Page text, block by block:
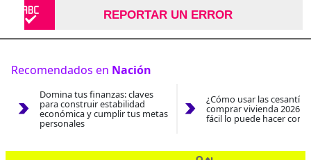
REPORTAR UN ERROR
Recomendados en Nación
Domina tus finanzas: claves
para construir estabilidad
económica y cumplir tus metas
personales
¿Cómo usar las
comprar vivienda 2026?
fácil lo puede hacer con